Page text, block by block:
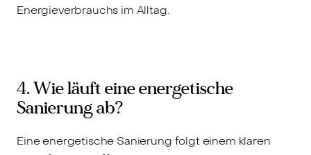
Energieverbrauchs im Alltag.
4. Wie läuft eine energetische
Sanierung ab?
Eine energetische Sanierung folgt einem klaren